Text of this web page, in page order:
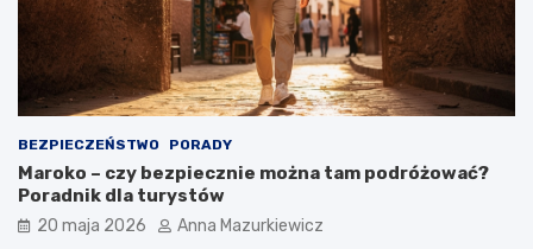
BEZPIECZEŃSTWO PORADY
Maroko – czy bezpiecznie można tam podróżować?
Poradnik dla turystów
20 maja 2026 Anna Mazurkiewicz